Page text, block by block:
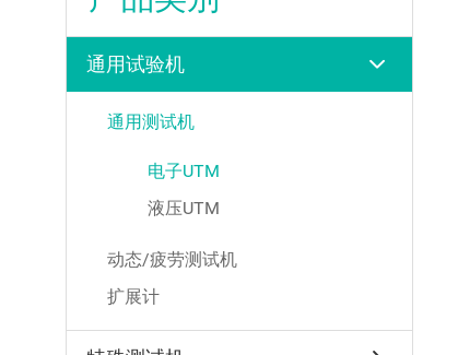
通用试验机
通用测试机
电子UTM
液压UTM
动态/疲劳测试机
扩展计